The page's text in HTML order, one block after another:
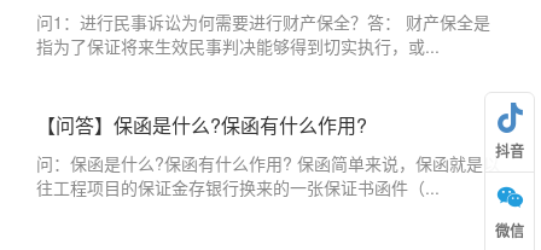
问1：进行民事诉讼为何需要进行财产保全？答： 财产保全是
指为了保证将来生效民事判决能够得到切实执行，或...
【问答】保函是什么?保函有什么作用?
问：保函是什么?保函有什么作用? 保函简单来说，保函就是以
往工程项目的保证金存银行换来的一张保证书函件（...
抖音
微信